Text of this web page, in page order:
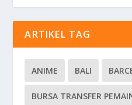
ARTIKEL TAG
ANIME BALI
BURSA TRANSFER